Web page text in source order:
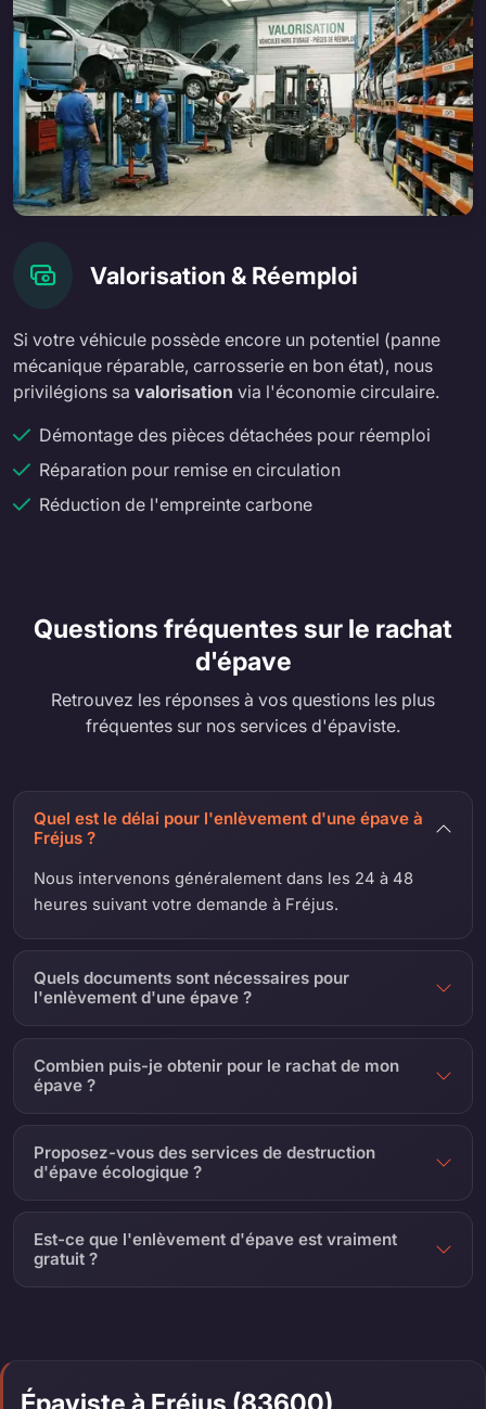
Valorisation & Réemploi
Si votre véhicule possède encore un potentiel (panne
mécanique réparable, carrosserie en bon état), nous
privilégions sa valorisation via l'économie circulaire.
Démontage des pièces détachées pour réemploi
Réparation pour remise en circulation
Réduction de l'empreinte carbone
Questions fréquentes sur le rachat
d'épave
Retrouvez les réponses à vos questions les plus
fréquentes sur nos services d'épaviste.
Quel est le délai pour l'enlèvement d'une épave à
Fréjus ?
Nous intervenons généralement dans les 24 à 48
heures suivant votre demande à Fréjus.
Quels documents sont nécessaires pour
l'enlèvement d'une épave ?
Combien puis-je obtenir pour le rachat de mon
épave ?
Proposez-vous des services de destruction
d'épave écologique ?
Est-ce que l'enlèvement d'épave est vraiment
gratuit ?